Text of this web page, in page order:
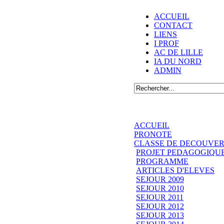
ACCUEIL
CONTACT
LIENS
I PROF
AC DE LILLE
IA DU NORD
ADMIN
ACCUEIL
PRONOTE
CLASSE DE
PROJET
PROGRAMME
ARTICLES D'ELEVES
SEJOUR 2009
SEJOUR 2010
SEJOUR 2011
SEJOUR 2012
SEJOUR 2013